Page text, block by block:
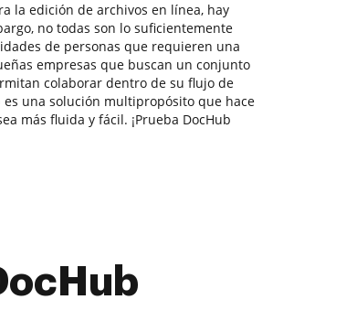
la edición de archivos en línea, hay
no todas son lo suficientemente
de personas que requieren una
empresas que buscan un conjunto
colaborar dentro de su flujo de
una solución multipropósito que hace
más fluida y fácil. ¡Prueba DocHub